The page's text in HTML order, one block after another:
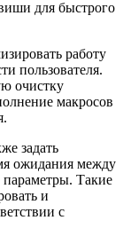
для быстрого
работу
пользователя.
очистку
макросов
задать
ожидания между
параметры. Такие
и
с